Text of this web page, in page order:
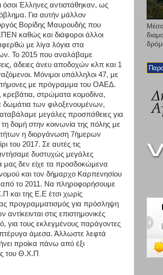
όσοι Έλληνες αντιστάθηκαν, ως
Για αυτήν μάλλον
Βορίδης Μαυρουδής που
καθώς και διάφοροι άλλοι
με λίγα λόγια στα
Το 2015 που αναλάβαμε
άδειες άνευ αποδοχών κλπ και 1
Μόνιμοι υπάλληλοι 47, με
με πρόγραμμα του ΟΑΕΔ.
στρώματα κομοδίνα,
δωμάτια των φιλοξενουμένων,
μεγάλες προσπάθειες για
δομή στην κοινωνία της πόλης με
η διοργάνωση 7ήμερων
του 2017. Σε αυτές τις
δυστυχώς μεγάλες
μας δεν είχε τα προσδοκώμενα
και τον δήμαρχο Καρπενησίου
από το 2011. Να πληροφορήσουμε
και της Ε.Ε έτσι χωρίς
προγραμματισμός για πρόσληψη
στις επιστημονικές
για τους εκλεγμένους παράγοντες
πτέρυγα άμεσα. Άλλωστε λεφτά
προίκα πάνω από έξι
του Θ.Χ.Π
Μέσα